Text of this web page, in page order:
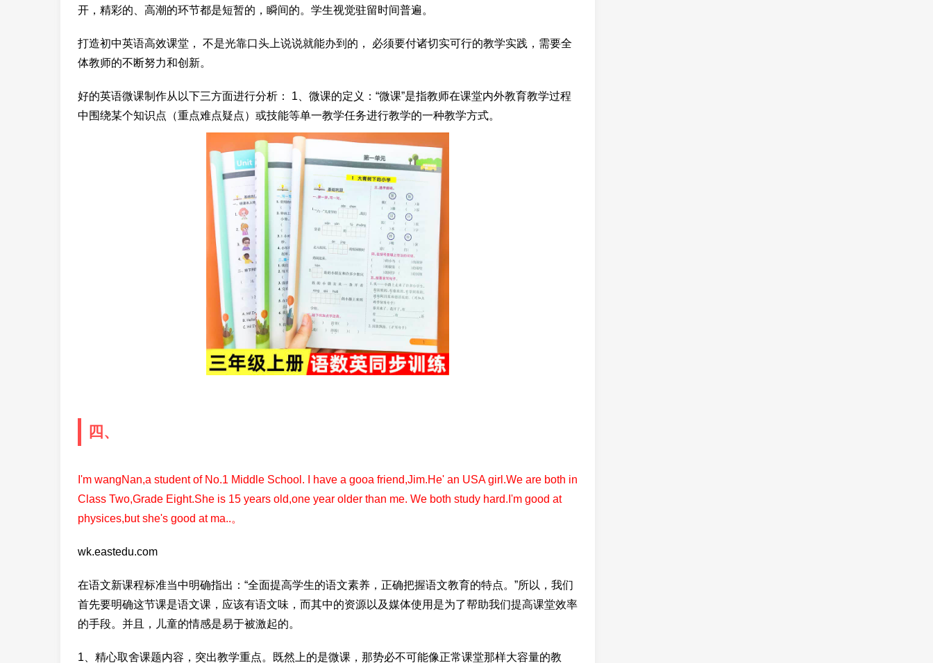
开，精彩的、高潮的环节都是短暂的，瞬间的。学生视觉驻留时间普遍。
打造初中英语高效课堂， 不是光靠口头上说说就能办到的， 必须要付诸切实可行的教学实践，需要全
体教师的不断努力和创新。
好的英语微课制作从以下三方面进行分析： 1、微课的定义：“微课”是指教师在课堂内外教育教学过程
中围绕某个知识点（重点难点疑点）或技能等单一教学任务进行教学的一种教学方式。
四、
I'm wangNan,a student of No.1 Middle School. I have a gooa friend,Jim.He' an USA girl.We are both in
Class Two,Grade Eight.She is 15 years old,one year older than me. We both study hard.I'm good at
physices,but she's good at ma..。
wk.eastedu.com
在语文新课程标准当中明确指出：“全面提高学生的语文素养，正确把握语文教育的特点。”所以，我们
首先要明确这节课是语文课，应该有语文味，而其中的资源以及媒体使用是为了帮助我们提高课堂效率
的手段。并且，儿童的情感是易于被激起的。
1、精心取舍课题内容，突出教学重点。既然上的是微课，那势必不可能像正常课堂那样大容量的教